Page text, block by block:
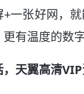
+一张好网，
有温度的数字
天翼高清